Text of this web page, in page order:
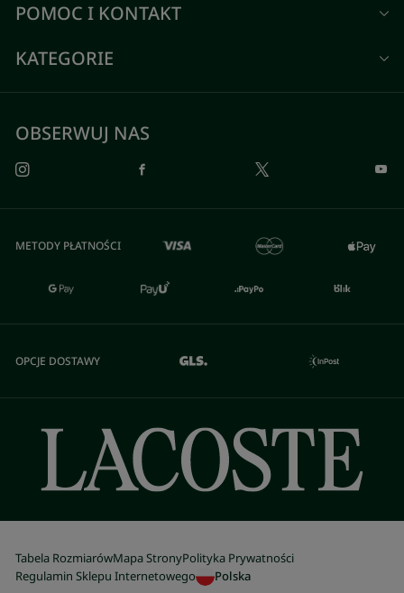
POMOC I KONTAKT
KATEGORIE
OBSERWUJ NAS
METODY PŁATNOŚCI
OPCJE DOSTAWY
Tabela RozmiarówMapa StronyPolityka Prywatności
Regulamin Sklepu Internetowego
Polska